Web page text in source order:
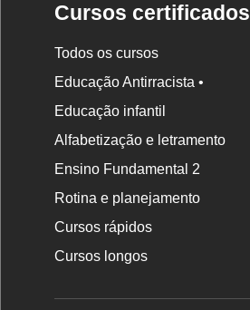
Cursos certificados
Todos os cursos
Educação Antirracista •
Educação infantil
Alfabetização e letramento
Ensino Fundamental 2
Rotina e planejamento
Cursos rápidos
Cursos longos